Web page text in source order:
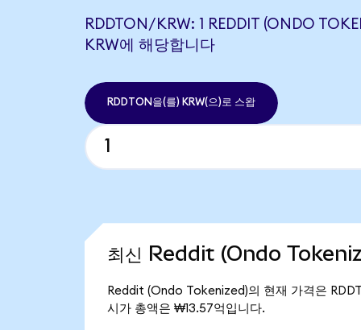
RDDTON/KRW: 1 REDDIT (ONDO
KRW에 해당합니다
RDDTON을(를) KRW(으)로 스왑
최신 Reddit (Ondo
Reddit (Ondo Tokenized)의 현재 가격은
시가 총액은 ₩13.57억입니다.